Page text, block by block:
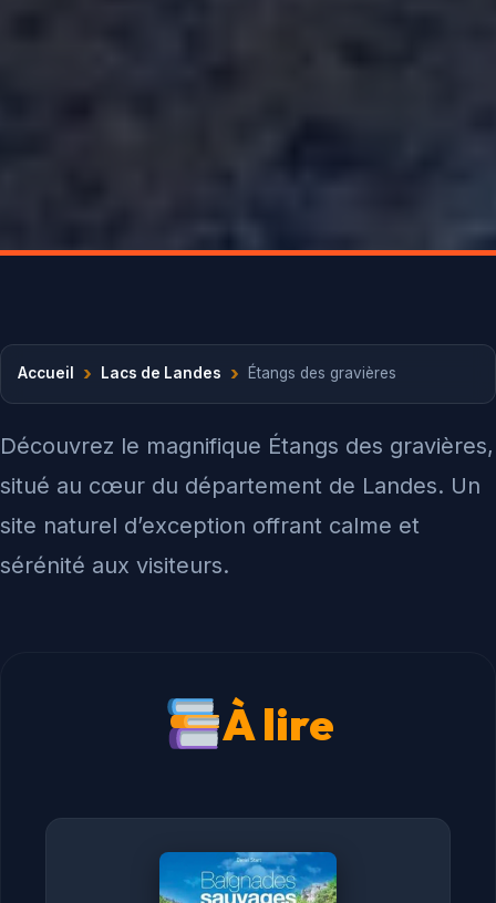
Accueil › Lacs de Landes › Étangs des gravières
Découvrez le magnifique Étangs des gravières,
situé au cœur du département de Landes. Un
site naturel d’exception offrant calme et
sérénité aux visiteurs.
À lire